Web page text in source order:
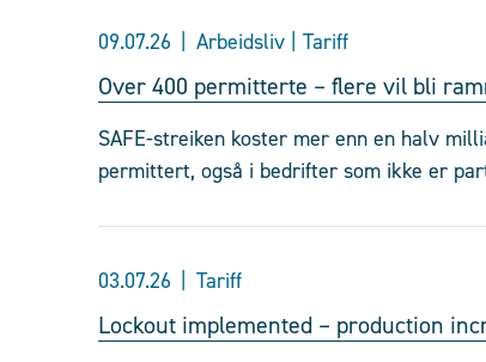
09.07.26 Arbeidsliv | Tariff
Over 400 permitterte – flere vil bli
SAFE-streiken koster mer enn en halv
permittert, også i bedrifter som ikke er
03.07.26 Tariff
Lockout implemented – production